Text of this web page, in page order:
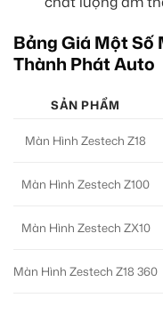
Bảng Giá Một Số
Thành Phát Auto
SẢN PHẨM
Màn Hình Zestech Z18
Màn Hình Zestech Z100
Màn Hình Zestech ZX10
Màn Hình Zestech Z18 360